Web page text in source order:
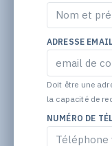
ADRESSE
Doit être une
la capacité de
NUMÉRO DE